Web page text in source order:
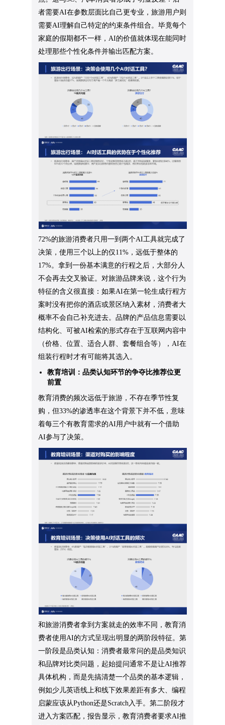
者需要AI在参数层面比自己更专业，旅游用户则
需要AI理解自己特定的约束条件组合。毕竟每个
家庭的假期都不一样，AI的价值就体现在能同时
处理那些个性化条件并输出匹配方案。
72%的旅游消费者只用一到两个AI工具就完成了
决策，使用三个以上的仅11%，远低于整体的
17%。拿到一份基本满意的行程之后，大部分人
不会再去交叉验证。对旅游品牌来说，这个行为
特征的含义很直接：如果AI在第一轮生成行程方
案时没有把你的酒店或景区纳入素材，消费者大
概率不会自己补充进去。品牌的产品信息需要以
结构化、可被AI检索的形式存在于互联网内容中
（价格、位置、适合人群、套餐组合等），AI在
组装行程时才有可能将其选入。
教育培训：品类认知环节的争夺比推荐位更
前置
教育消费的频次远低于旅游，不存在季节性复
购，但33%的渗透率在这个背景下并不低，意味
着每三个有教育需求的AI用户中就有一个借助
AI参与了决策。
和旅游消费者拿到方案就走的效率不同，教育消
费者使用AI的方式呈现出明显的两阶段特征。第
一阶段是品类认知：消费者最常问的是品类知识
和品牌对比类问题，起始提问通常不是让AI推荐
具体机构，而是先搞清楚一个品类的基本逻辑，
例如少儿英语线上和线下效果差距有多大、编程
启蒙应该从Python还是Scratch入手。第二阶段才
进入方案匹配，报告显示，教育消费者要求AI推